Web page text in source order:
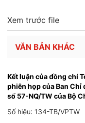
Xem trước file
VĂN BẢN KHÁC
Kết luận của đồng chí
phiên họp của Ban
số 57-NQ/TW của Bộ
Số hiệu: 134-TB/VPTW